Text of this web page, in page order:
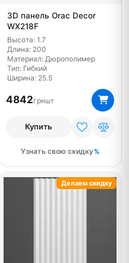
3D панель Orac Decor
WX218F
Высота: 1.7
Длина: 200
Материал: Дюрополимер
Тип: Гибкий
Ширина: 25.5
4842грншт
Купить
Узнать свою скидку
Делаем скидку